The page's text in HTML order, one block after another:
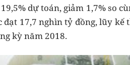
dự toán, giảm 1,7% so
17,7 nghìn tỷ đồng, lũy kế
kỳ năm 2018.